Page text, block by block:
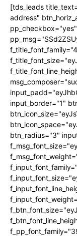
[tds_leads
address"
pp_checkbox="yes"
input_border="1"
btn_radius="3"